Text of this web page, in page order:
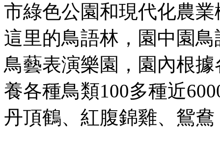
市綠色公園和現代化農
這里的鳥語林，園中園
鳥藝表演樂園，園內根
養各種鳥類100多種近
丹頂鶴、紅腹錦雞、鴛鴦